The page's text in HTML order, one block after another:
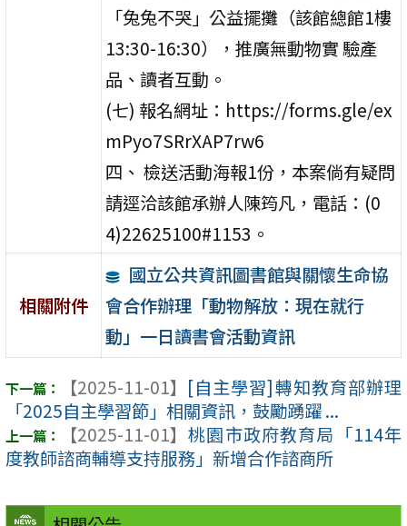
「兔兔不哭」公益擺攤（該館總館1樓
13:30-16:30），推廣無動物實 驗產
品、讀者互動。
(七) 報名網址：https://forms.gle/ex
mPyo7SRrXAP7rw6
四、 檢送活動海報1份，本案倘有疑問
請逕洽該館承辦人陳筠凡，電話：(0
4)22625100#1153。
相關附件
國立公共資訊圖書館與關懷生命協
會合作辦理「動物解放：現在就行
動」一日讀書會活動資訊
【2025-11-01】 [自主學習]轉知教育部辦理
「2025自主學習節」相關資訊，鼓勵踴躍 ...
【2025-11-01】 桃園市政府教育局「114年
度教師諮商輔導支持服務」新增合作諮商所